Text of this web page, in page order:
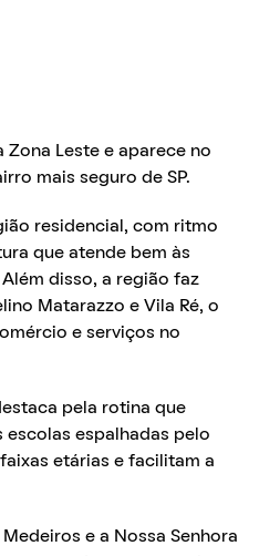
Zona Leste e aparece no
mais seguro de SP.
residencial, com ritmo
que atende bem às
disso, a região faz
Matarazzo e Vila Ré, o
e serviços no
pela rotina que
espalhadas pelo
etárias e facilitam a
e a Nossa Senhora